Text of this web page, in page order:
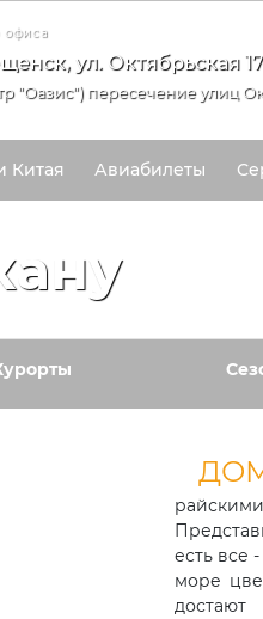
офиса
ул. Октябрьская
"Оазис") пересечение улиц
Авиабилеты
Китая
есть все
море